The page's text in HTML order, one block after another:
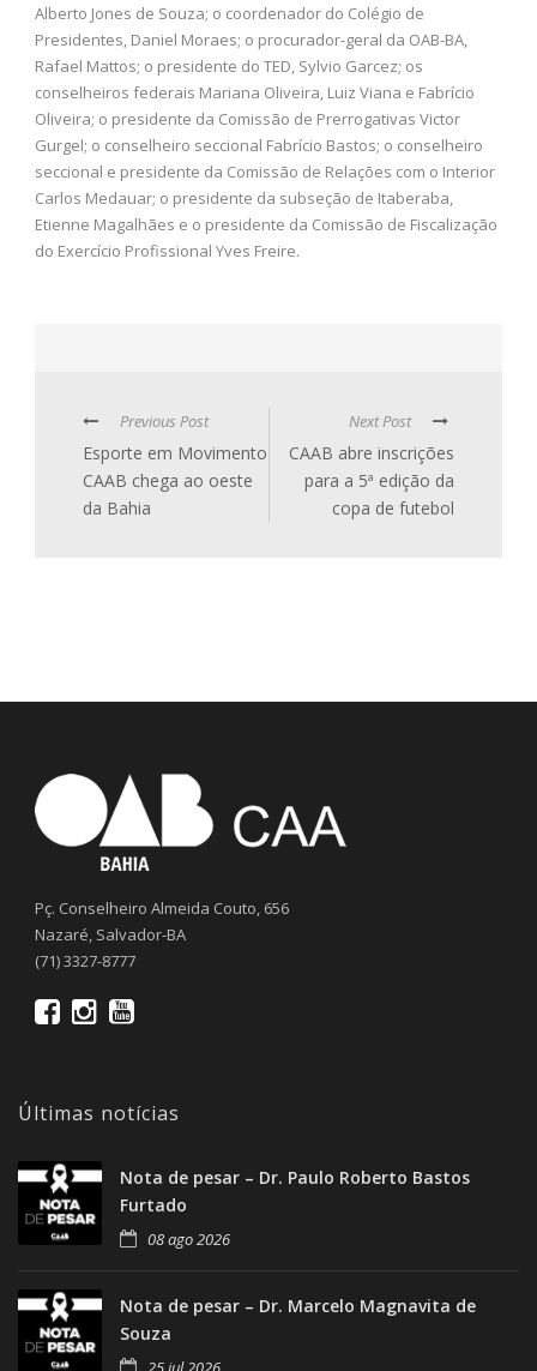
Alberto Jones de Souza; o coordenador do Colégio de
Presidentes, Daniel Moraes; o procurador-geral da OAB-BA,
Rafael Mattos; o presidente do TED, Sylvio Garcez; os
conselheiros federais Mariana Oliveira, Luiz Viana e Fabrício
Oliveira; o presidente da Comissão de Prerrogativas Victor
Gurgel; o conselheiro seccional Fabrício Bastos; o conselheiro
seccional e presidente da Comissão de Relações com o Interior
Carlos Medauar; o presidente da subseção de Itaberaba,
Etienne Magalhães e o presidente da Comissão de Fiscalização
do Exercício Profissional Yves Freire.
Previous Post
Esporte em Movimento
CAAB chega ao oeste
da Bahia
Next Post
CAAB abre inscrições
para a 5ª edição da
copa de futebol
Pç. Conselheiro Almeida Couto, 656
Nazaré, Salvador-BA
(71) 3327-8777
Últimas notícias
Nota de pesar – Dr. Paulo Roberto Bastos
Furtado
08 ago 2026
Nota de pesar – Dr. Marcelo Magnavita de
Souza